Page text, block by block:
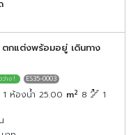
ตกแต่งพร้อมอยู่ เดินทาง
ES35-0003
ห้องน้ำ 25.00 m2 8 1